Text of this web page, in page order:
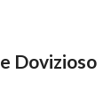
Dovizioso